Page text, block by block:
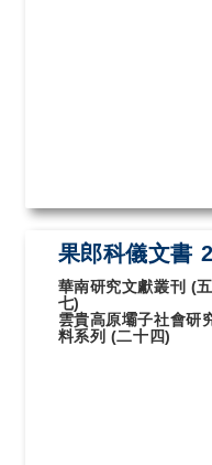
果郎科儀文書 2
華南研究文獻叢刊 (
七)
雲貴高原壩子社會研
料系列 (二十四)